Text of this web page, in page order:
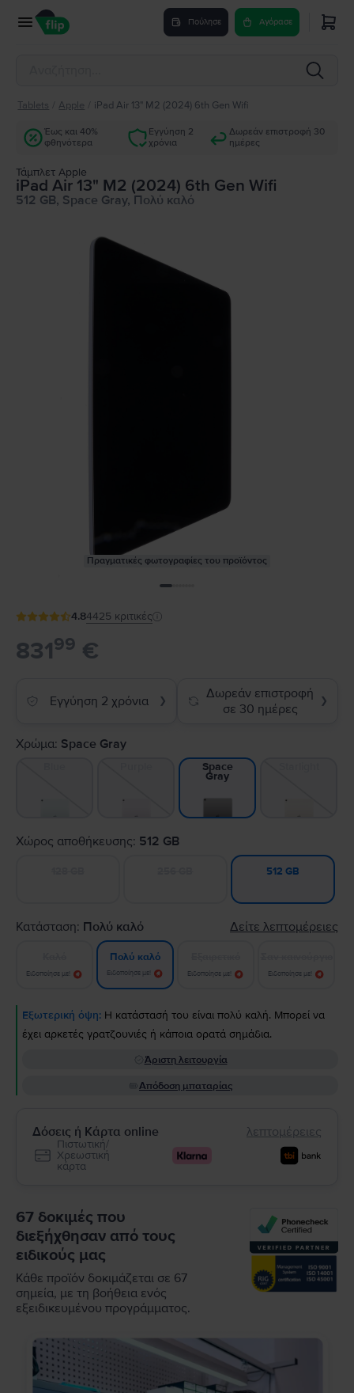
Πούλησε Αγόρασε
Tablets Apple iPad Air 13" M2 (2024) 6th Gen Wifi
Έως και 40%
φθηνότερα
Εγγύηση 2
χρόνια
Δωρεάν επιστροφή 30
ημέρες
Τάμπλετ Apple
iPad Air 13" M2 (2024) 6th Gen Wifi
512 GB, Space Gray, Πολύ καλό
Πραγματικές φωτογραφίες του προϊόντος
4.84425 κριτικές
83199 €
Εγγύηση 2 χρόνια ❯
Δωρεάν επιστροφή
σε 30 ημέρες
❯
Χρώμα: Space Gray
Space
Gray
Χώρος αποθήκευσης: 512 GB
512 GB
Κατάσταση: Πολύ καλό Δείτε λεπτομέρειες
Ειδοποίησε με!
Πολύ καλό
Ειδοποίησε με! Ειδοποίησε με! Ειδοποίησε με!
Εξωτερική όψη: Η κατάστασή του είναι πολύ καλή. Μπορεί να
έχει αρκετές γρατζουνιές ή κάποια ορατά σημάδια.
Άριστη λειτουργία
Απόδοση μπαταρίας
Δόσεις ή Κάρτα online λεπτομέρειες
Πιστωτική/
Χρεωστική
κάρτα
67 δοκιμές που
διεξήχθησαν από τους
ειδικούς μας
Κάθε προϊόν δοκιμάζεται σε 67
σημεία, με τη βοήθεια ενός
εξειδικευμένου προγράμματος.